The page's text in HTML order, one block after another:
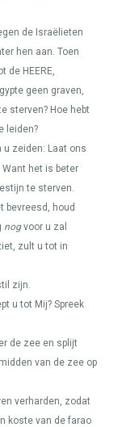
de Israëlieten
hen aan. Toen
de HEERE,
geen graven,
sterven? Hoe hebt
leiden?
zeiden: Laat ons
het is beter
te sterven.
bevreesd, houd
nogvoor u zal
zult u tot in
zijn.
u tot Mij? Spreek
de zee en splijt
van de zee op
verharden, zodat
koste van de farao